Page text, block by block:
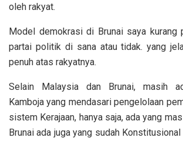
oleh rakyat.
Model demokrasi di Brunai saya kurang
partai politik di sana atau tidak. yang
penuh atas rakyatnya.
Selain Malaysia dan Brunai, masih
Kamboja yang mendasari pengelolaan
sistem Kerajaan, hanya saja, ada yang
Brunai ada juga yang sudah